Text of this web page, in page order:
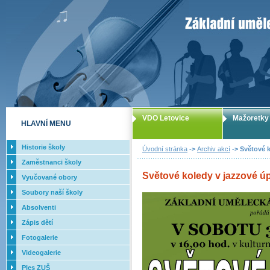
ZUŠ Letovice
Úvodní stránka -> Archiv akcí -> Světové
Světové koledy v jazzové
VDO Letovice Mažoretky
HLAVNÍ MENU
Historie školy
Zaměstnanci školy
Vyučované obory
Soubory naší školy
Absolventi
Zápis dětí
Fotogalerie
Videogalerie
Ples ZUŠ